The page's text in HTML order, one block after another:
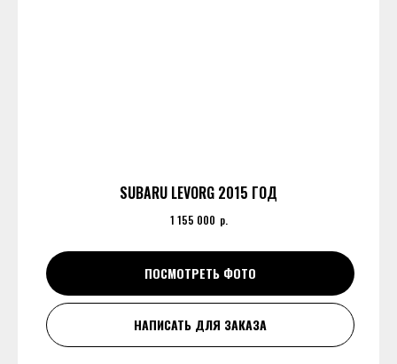
SUBARU LEVORG 2015 ГОД
1 155 000 р.
ПОСМОТРЕТЬ ФОТО
НАПИСАТЬ ДЛЯ ЗАКАЗА